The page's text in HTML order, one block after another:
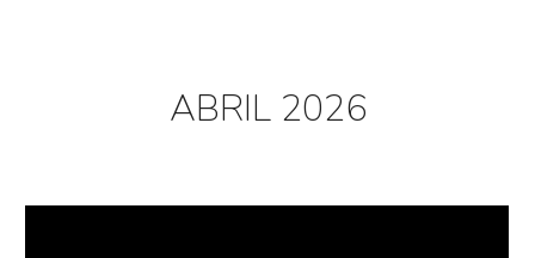
ABRIL 2026